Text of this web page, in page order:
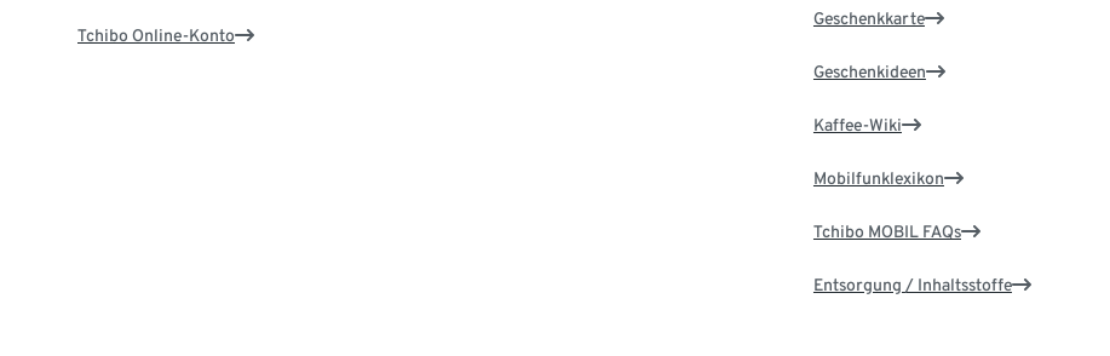
Tchibo Online-Konto
Geschenkkarte
Geschenkideen
Kaffee-Wiki
Mobilfunklexikon
Tchibo MOBIL FAQs
Entsorgung / Inhaltsstoffe